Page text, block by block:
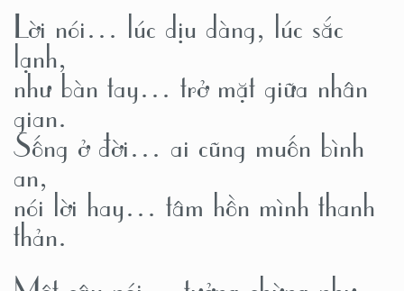
Lời nói… lúc dịu dàng, lúc sắc
lạnh,
như bàn tay… trở mặt giữa nhân
gian.
Sống ở đời… ai cũng muốn bình
an,
nói lời hay… tâm hồn mình thanh
thản.